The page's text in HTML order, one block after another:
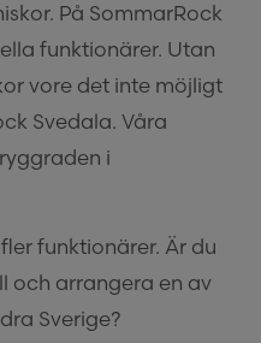
På SommarRock
funktionärer. Utan
vore det inte möjligt
Svedala. Våra
i
funktionärer. Är du
och arrangera en av
Sverige?